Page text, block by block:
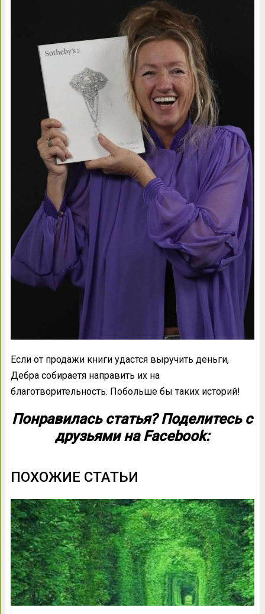
Если от продажи книги удастся выручить деньги,
Дебра собираетя направить их на
благотворительность. Побольше бы таких историй!
Понравилась статья? Поделитесь с
друзьями на Facebook:
ПОХОЖИЕ СТАТЬИ